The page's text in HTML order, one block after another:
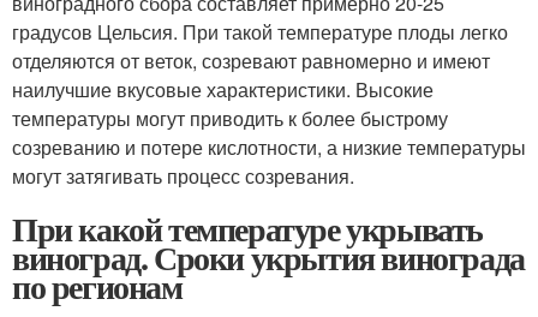
градусов Цельсия. При такой температуре плоды легко
отделяются от веток, созревают равномерно и имеют
наилучшие вкусовые характеристики. Высокие
температуры могут приводить к более быстрому
созреванию и потере кислотности, а низкие температуры
могут затягивать процесс созревания.
При какой температуре укрывать
виноград. Сроки укрытия винограда
по регионам